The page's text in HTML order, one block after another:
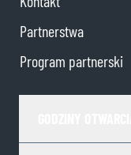
Partnerstwa
Program partnerski